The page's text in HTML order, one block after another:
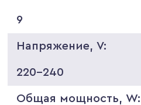
9
Напряжение, V:
220-240
Общая мощность, W: